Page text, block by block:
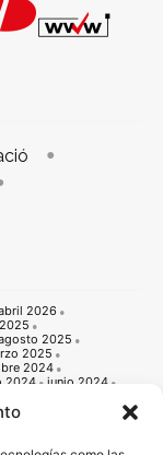
2026
2025
2025
2024
2024
junio 2024
2023
abril 2023